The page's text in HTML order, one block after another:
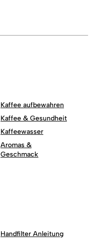
Kaffee aufbewahren
Kaffee & Gesundheit
Kaffeewasser
Aromas &
Geschmack
Handfilter Anleitung